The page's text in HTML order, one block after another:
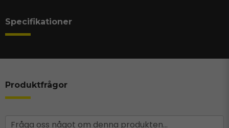
Specifikationer
Produktfrågor
question
Fråga oss något om denna produkten...